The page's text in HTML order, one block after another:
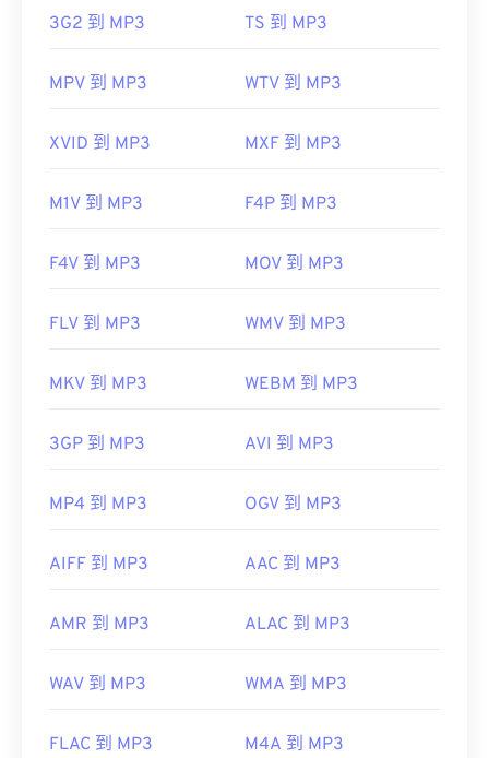
初始發布：1993
https://mpeg.chiariglione.org/standards/mpeg-
3G2 到 MP3 TS 到 MP3
MPV 到 MP3 WTV 到 MP3
XVID 到 MP3 MXF 到 MP3
M1V 到 MP3 F4P 到 MP3
F4V 到 MP3 MOV 到 MP3
FLV 到 MP3 WMV 到 MP3
MKV 到 MP3 WEBM 到 MP3
3GP 到 MP3 AVI 到 MP3
MP4 到 MP3 OGV 到 MP3
AIFF 到 MP3 AAC 到 MP3
AMR 到 MP3 ALAC 到 MP3
WAV 到 MP3 WMA 到 MP3
FLAC 到 MP3 M4A 到 MP3